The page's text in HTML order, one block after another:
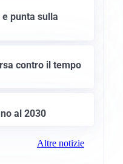
e punta sulla
contro il tempo
al 2030
Altre notizie